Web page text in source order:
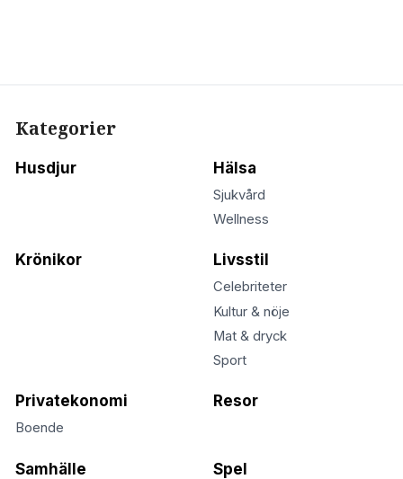
Kategorier
Husdjur Hälsa
Sjukvård
Wellness
Krönikor Livsstil
Celebriteter
Kultur & nöje
Mat & dryck
Sport
Privatekonomi
Boende
Resor
Samhälle Spel